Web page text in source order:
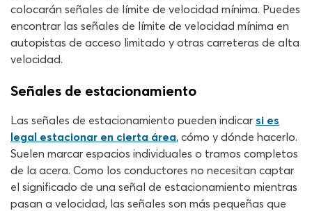
colocarán señales de límite de velocidad mínima. Puedes
encontrar las señales de límite de velocidad mínima en
autopistas de acceso limitado y otras carreteras de alta
velocidad.
Señales de estacionamiento
Las señales de estacionamiento pueden indicar si es
legal estacionar en cierta área, cómo y dónde hacerlo.
Suelen marcar espacios individuales o tramos completos
de la acera. Como los conductores no necesitan captar
el significado de una señal de estacionamiento mientras
pasan a velocidad, las señales son más pequeñas que